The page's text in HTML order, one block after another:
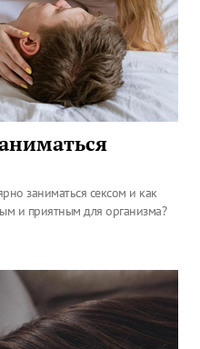
заниматься сексом и как
и приятным для организма?